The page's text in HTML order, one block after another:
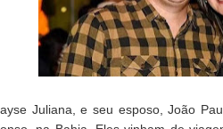
Juliana, e seu esposo, João